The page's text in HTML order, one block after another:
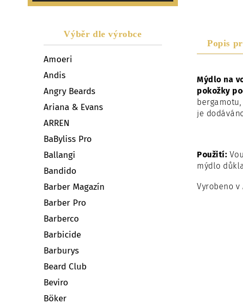
Výběr dle výrobce
Amoeri
Andis
Angry Beards
Ariana & Evans
ARREN
BaByliss Pro
Ballangi
Bandido
Barber Magazín
Barber Pro
Barberco
Barbicide
Barburys
Beard Club
Beviro
Böker
Popis
Mýdlo na
pokožky
je
Použití:
mýdlo
Vyrobeno v